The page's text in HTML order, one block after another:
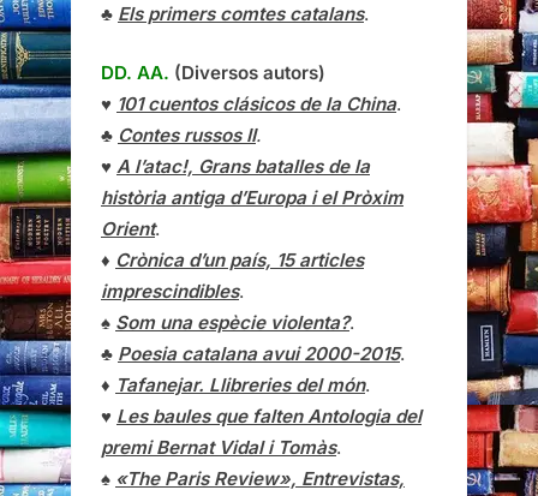
♣ Els primers comtes catalans.
DD. AA. (Diversos autors)
♥ 101 cuentos clásicos de la China.
♣ Contes russos II.
♥ A l’atac!, Grans batalles de la
història antiga d’Europa i el Pròxim
Orient.
♦ Crònica d’un país, 15 articles
imprescindibles.
♠ Som una espècie violenta?.
♣ Poesia catalana avui 2000-2015.
♦ Tafanejar. Llibreries del món.
♥ Les baules que falten Antologia del
premi Bernat Vidal i Tomàs.
♠ «The Paris Review», Entrevistas,